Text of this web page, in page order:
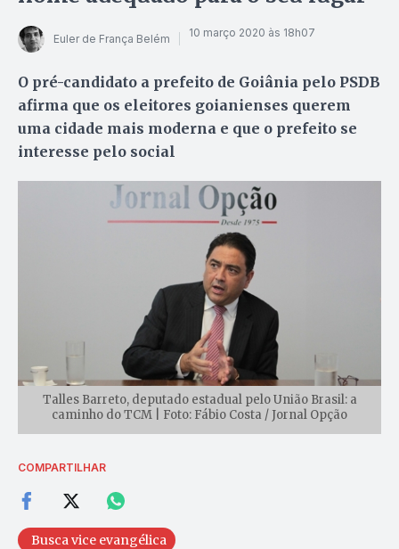
Euler de França Belém 10 março 2020 às 18h07
O pré-candidato a prefeito de Goiânia pelo PSDB
afirma que os eleitores goianienses querem
uma cidade mais moderna e que o prefeito se
interesse pelo social
Talles Barreto, deputado estadual pelo União Brasil: a
caminho do TCM | Foto: Fábio Costa / Jornal Opção
COMPARTILHAR
Busca vice evangélica